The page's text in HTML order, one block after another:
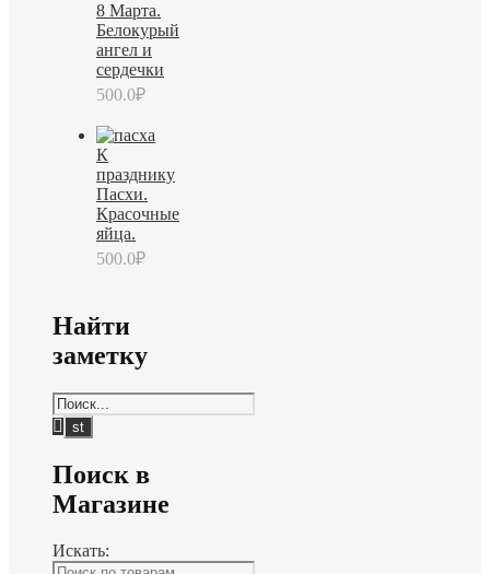
8 Марта.
Белокурый
ангел и
сердечки
500.0₽
К
празднику
Пасхи.
Красочные
яйца.
500.0₽
Найти
заметку
Поиск в
Магазине
Искать: